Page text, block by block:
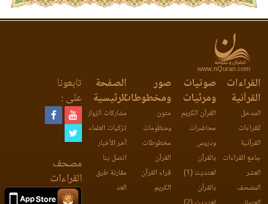
www.nQuran.com
القراءات
القرآنية
المدخل
للقراءات
القرآنية
جامع القراءات
العشر
المصحف
صوتيات
ومرئيات
القرآن الكريم
محاضرات
ودروس
بالقرآن
اهتديت (1)
بالقرآن
صور
ومخطوطات
متون
ومنظومات
مخطوطات
القرآن
قراء القرآن
الكريم
الصفحة
الرئيسية
مشاركات الزوار
تزكيات العلماء
آخر الأخبار
اتصل بنا
مقارنة طرق
العد
تابعونا
على :
مصحف
القراءات